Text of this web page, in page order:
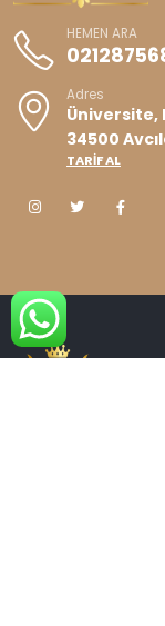
HEMEN ARA
Adres
Üniversite,
34500
TARİF AL